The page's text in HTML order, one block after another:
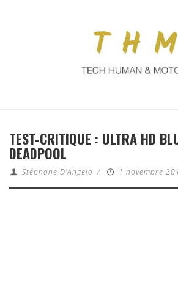
TEST-CRITIQUE : ULTRA HD
DEADPOOL
Stéphane D'Angelo / 1 novembre